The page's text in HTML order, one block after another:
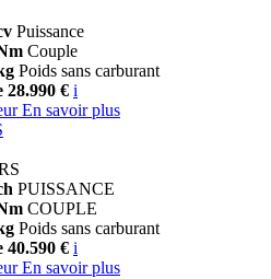
Puissance
Couple
Poids sans carburant
€ i
En savoir plus
PUISSANCE
COUPLE
Poids sans carburant
€ i
En savoir plus